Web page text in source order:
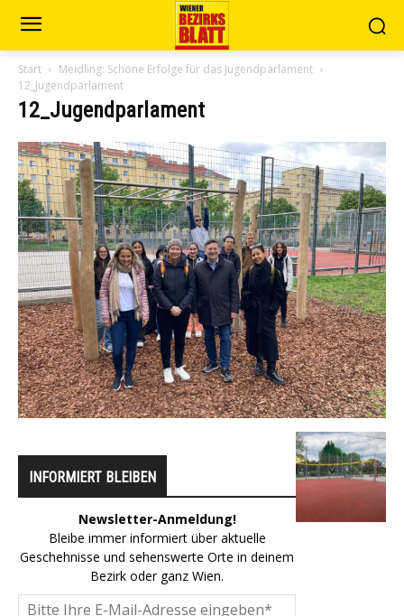
Start
Meidling: Schöne Erfolge für das Jugendparlament
12_Jugendparlament
12_Jugendparlament
INFORMIERT BLEIBEN
Newsletter-Anmeldung!
Bleibe immer informiert über aktuelle
Geschehnisse und sehenswerte Orte in deinem
Bezirk oder ganz Wien.